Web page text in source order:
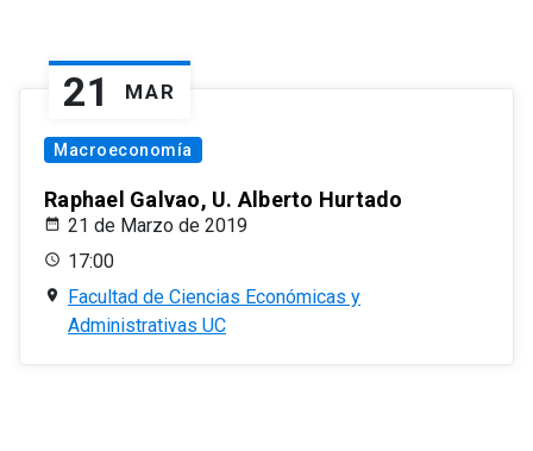
21 MAR
Macroeconomía
Raphael Galvao, U. Alberto Hurtado
21 de Marzo de 2019
17:00
Facultad de Ciencias Económicas y
Administrativas UC